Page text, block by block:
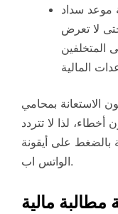
موعد سداد
لا تعرض
المتخلفين
الاستعانة بمحامي
لذا لا تتردد
على أيقونة
الواتس اب.
مالية